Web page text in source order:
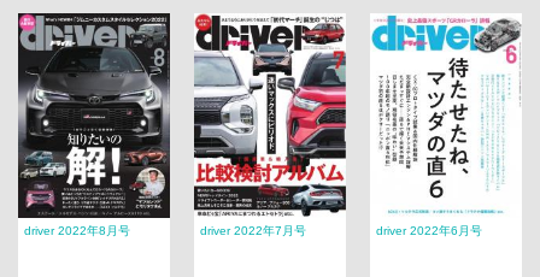
driver 2022年8月号 driver 2022年7月号 driver 2022年6月号